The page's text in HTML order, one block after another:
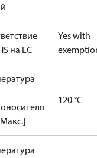
на ЕС
Yes with
120 °C